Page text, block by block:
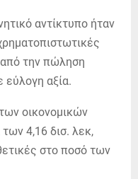
αντίκτυπο ήταν
την πώληση
εύλογη αξία.
οικονομικών
4,16 δισ. λεκ,
στο ποσό των